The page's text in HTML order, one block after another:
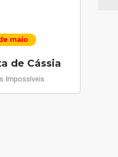
maio
de Cássia
Impossíveis